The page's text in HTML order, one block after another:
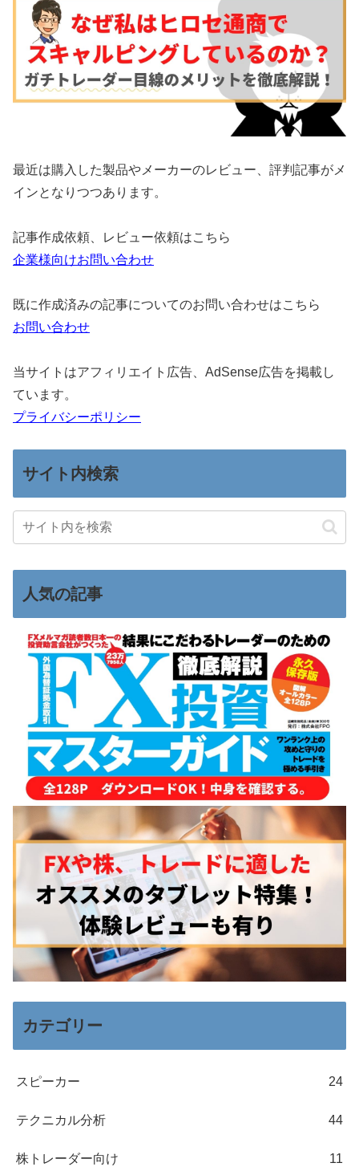
最近は購入した製品やメーカーのレビュー、評判記事がメ
インとなりつつあります。
記事作成依頼、レビュー依頼はこちら
企業様向けお問い合わせ
既に作成済みの記事についてのお問い合わせはこちら
お問い合わせ
当サイトはアフィリエイト広告、AdSense広告を掲載し
ています。
プライバシーポリシー
サイト内検索
人気の記事
カテゴリー
スピーカー 24
テクニカル分析 44
株トレーダー向け 11